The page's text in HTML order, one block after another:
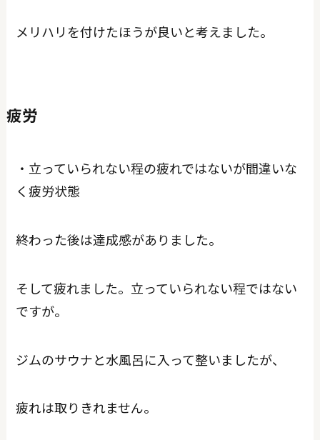
メリハリを付けたほうが良いと考えました。
疲労
・立っていられない程の疲れではないが間違いな
く疲労状態
終わった後は達成感がありました。
そして疲れました。立っていられない程ではない
ですが。
ジムのサウナと水風呂に入って整いましたが、
疲れは取りきれません。